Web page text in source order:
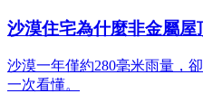
沙漠住宅為什麼非金屬屋
沙漠一年僅約280毫米雨量，
一次看懂。